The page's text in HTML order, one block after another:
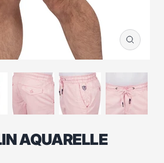
Zoom
AQUARELLE